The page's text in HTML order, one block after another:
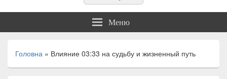
Меню
Головна » Влияние 03:33 на судьбу и жизненный путь